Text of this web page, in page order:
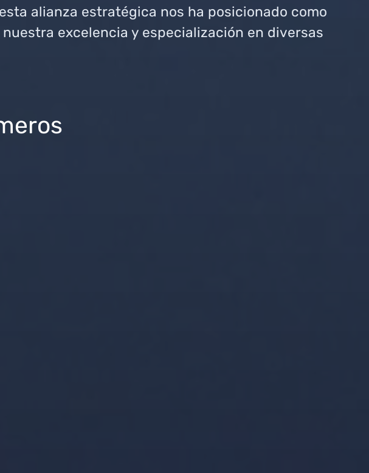
alianza estratégica nos ha posicionado como
excelencia y especialización en diversas